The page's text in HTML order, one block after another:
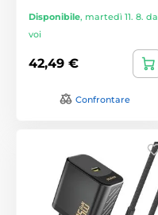
Disponibile, martedì 11. 8. da
voi
42,49 €
Confrontare